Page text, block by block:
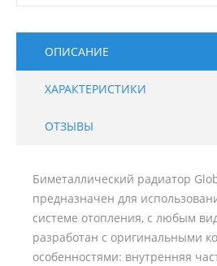
ОПИСАНИЕ
ХАРАКТЕРИСТИКИ
ОТЗЫВЫ
Биметаллический радиатор
предназначен для
системе отопления, с любым
разработан с оригинальными
особенностями: внутренняя